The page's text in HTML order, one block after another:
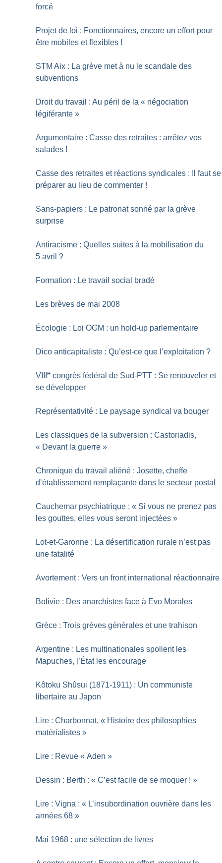
forcé
Projet de loi : Fonctionnaires, encore un effort pour
être mobiles et flexibles !
STM Aix : La grève met à nu le scandale des
subventions
Droit du travail : Au péril de la « négociation
légiférante »
Argumentaire : Casse des retraites : arrêtez vos
salades !
Casse des retraites et réactions syndicales : Il faut se
préparer au lieu de commenter !
Sans-papiers : Le patronat sonné par la grève
surprise
Antiracisme : Quelles suites à la mobilisation du
5 avril ?
Formation : Le travail social bradé
Les brèves de mai 2008
Écologie : Loi OGM : un hold-up parlementaire
Dico anticapitaliste : Qu’est-ce que l’exploitation ?
VIIIe congrès fédéral de Sud-PTT : Se renouveler et
se développer
Représentativité : Le paysage syndical va bouger
Les classiques de la subversion : Castoriadis,
« Devant la guerre »
Chronique du travail aliéné : Josette, cheffe
d’établissement remplaçante dans le secteur postal
Cauchemar psychiatrique : « Si vous ne prenez pas
les gouttes, elles vous seront injectées »
Lot-et-Garonne : La désertification rurale n’est pas
une fatalité
Avortement : Vers un front international réactionnaire
Bolivie : Des anarchistes face à Evo Morales
Grèce : Trois grèves générales et une trahison
Argentine : Les multinationales spolient les
Mapuches, l’État les encourage
Kôtoku Shûsui (1871-1911) : Un communiste
libertaire au Japon
Lire : Charbonnat, « Histoire des philosophies
matérialistes »
Lire : Revue « Aden »
Dessin : Berth : « C’est facile de se moquer ! »
Lire : Vigna : « L’insubordination ouvrière dans les
années 68 »
Mai 1968 : une sélection de livres